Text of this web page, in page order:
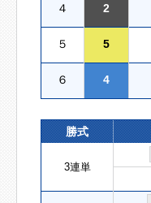
４ 2
５ 5
６ 4
勝式
3連単